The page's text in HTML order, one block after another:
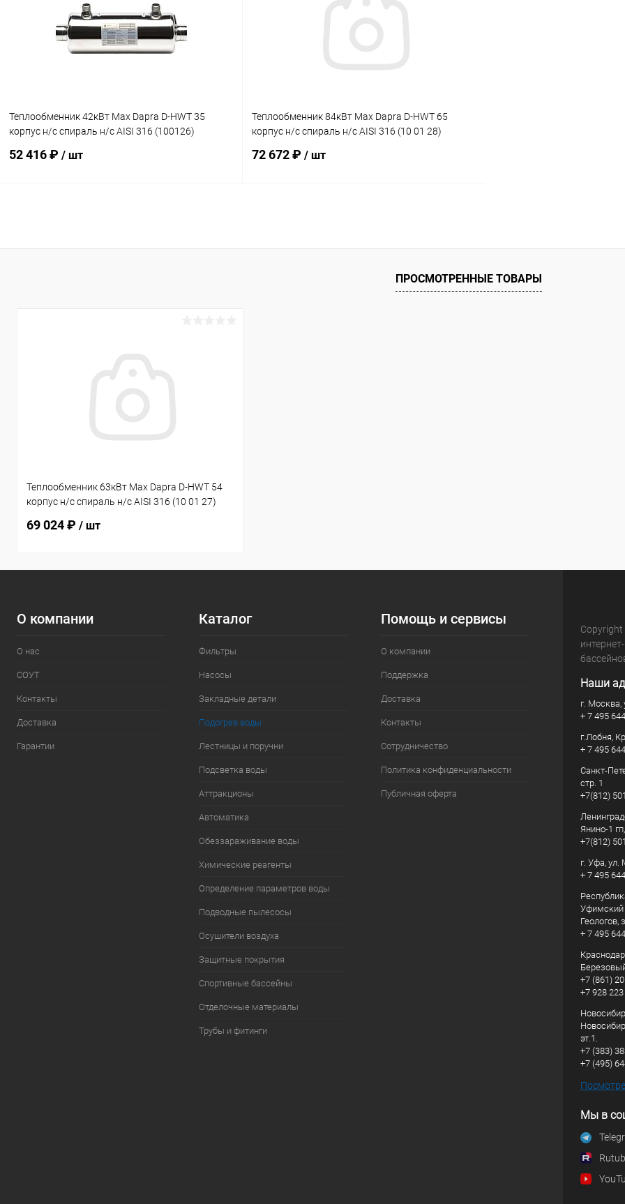
К сравнению Под заказ
Теплообменник 42кВт Max Dapra D-HWT 35
корпус н/с спираль н/с AISI 316 (100126)
52 416 ₽ / шт
В избранное
Теплообменник 84кВт Max Dapra D-HWT 65
корпус н/с спираль н/с AISI 316 (10 01 28)
72 672 ₽ / шт
В избранное
Под заказ
ПРОСМОТРЕННЫЕ ТОВАРЫ
Теплообменник 63кВт Max Dapra D-HWT 54
корпус н/с спираль н/с AISI 316 (10 01 27)
69 024 ₽ / шт
О компании
О нас
СОУТ
Контакты
Доставка
Гарантии
Каталог
Фильтры
Насосы
Закладные детали
Подогрев воды
Лестницы и поручни
Подсветка воды
Аттракционы
Автоматика
Обеззараживание воды
Химические реагенты
Определение параметров воды
Подводные пылесосы
Осушители воздуха
Защитные покрытия
Спортивные бассейны
Отделочные материалы
Трубы и фитинги
Помощь и сервисы
О компании
Поддержка
Доставка
Контакты
Сотрудничество
Политика конфиденциальности
Публичная оферта
Наши
г. Москва,
+ 7 495
г.Лобня,
+ 7 495
Санкт-
стр. 1
+7(812)
Янино-1
+7(812)
г. Уфа, ул.
+ 7 495
Уфимский
Геологов,
+ 7 495
+7 (861)
+7 928
эт.1.
+7 (383)
+7 (495)
Мы в